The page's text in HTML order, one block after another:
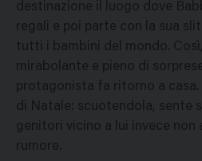
destinazione il luogo dove
regali e poi parte con la sua
tutti i bambini del mondo.
mirabolante e pieno di
protagonista fa ritorno a casa.
di Natale: scuotendola, sente
genitori vicino a lui invece non
rumore.